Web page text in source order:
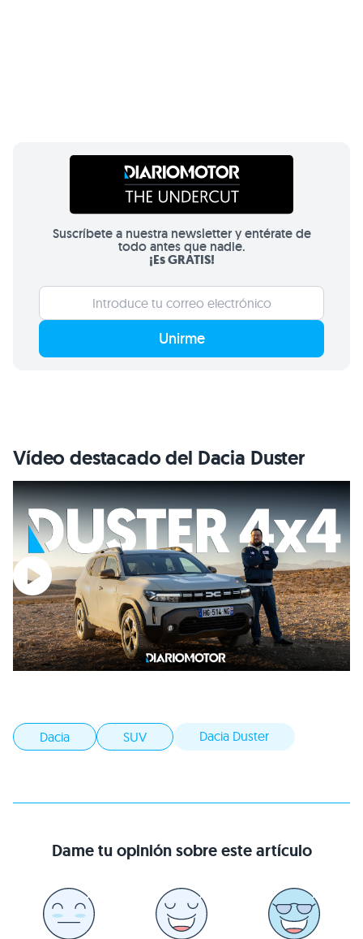
Suscríbete a nuestra newsletter y entérate de
todo antes que nadie.
¡Es GRATIS!
Unirme
Vídeo destacado del Dacia Duster
Dacia SUV Dacia Duster
Dame tu opinión sobre este artículo